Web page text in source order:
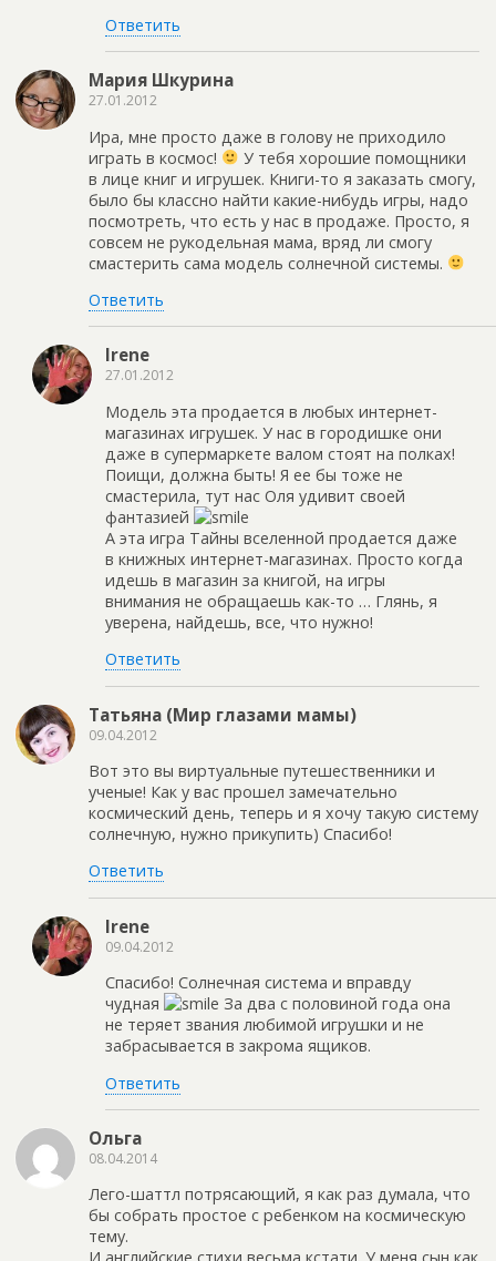
Ответить
Мария Шкурина
27.01.2012
Ира, мне просто даже в голову не приходило
играть в космос!
У тебя хорошие помощники
в лице книг и игрушек. Книги-то я заказать смогу,
было бы классно найти какие-нибудь игры, надо
посмотреть, что есть у нас в продаже. Просто, я
совсем не рукодельная мама, вряд ли смогу
смастерить сама модель солнечной системы.
Ответить
Irene
27.01.2012
Модель эта продается в любых интернет-
магазинах игрушек. У нас в городишке они
даже в супермаркете валом стоят на полках!
Поищи, должна быть! Я ее бы тоже не
смастерила, тут нас Оля удивит своей
фантазией
А эта игра Тайны вселенной продается даже
в книжных интернет-магазинах. Просто когда
идешь в магазин за книгой, на игры
внимания не обращаешь как-то … Глянь, я
уверена, найдешь, все, что нужно!
Ответить
Татьяна (Мир глазами мамы)
09.04.2012
Вот это вы виртуальные путешественники и
ученые! Как у вас прошел замечательно
космический день, теперь и я хочу такую систему
солнечную, нужно прикупить) Спасибо!
Ответить
Irene
09.04.2012
Спасибо! Солнечная система и вправду
чудная
За два с половиной года она
не теряет звания любимой игрушки и не
забрасывается в закрома ящиков.
Ответить
Ольга
08.04.2014
Лего-шаттл потрясающий, я как раз думала, что
бы собрать простое с ребенком на космическую
тему.